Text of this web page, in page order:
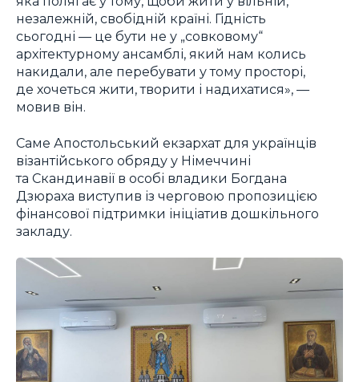
незалежній, свобідній країні. Гідність
сьогодні — це бути не у „совковому“
архітектурному ансамблі, який нам колись
накидали, але перебувати у тому просторі,
де хочеться жити, творити і надихатися», —
мовив він.
Саме Апостольський екзархат для українців
візантійського обряду у Німеччині
та Скандинавії в особі владики Богдана
Дзюраха виступив із черговою пропозицією
фінансової підтримки ініціатив дошкільного
закладу.